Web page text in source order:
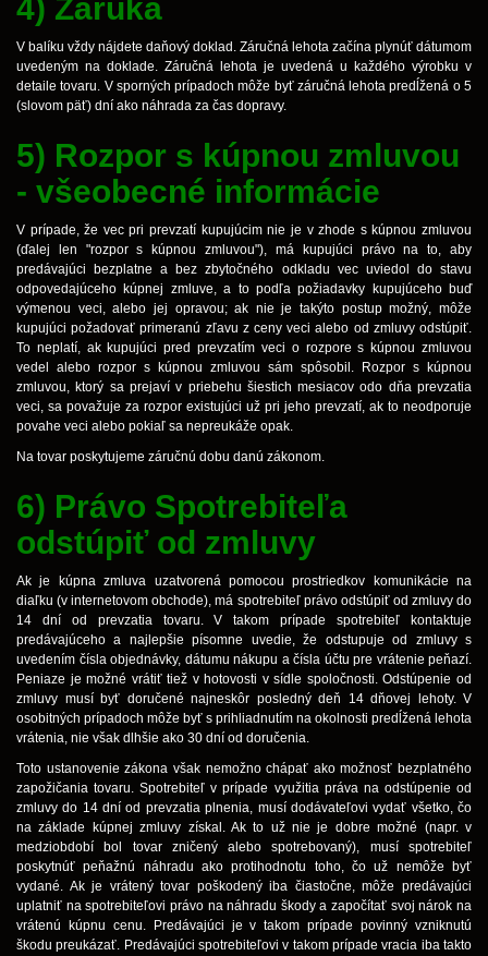
4) Záruka
V balíku vždy nájdete daňový doklad. Záručná lehota začína plynúť dátumom
uvedeným na doklade. Záručná lehota je uvedená u každého výrobku v
detaile tovaru. V sporných prípadoch môže byť záručná lehota predĺžená o 5
(slovom päť) dní ako náhrada za čas dopravy.
5) Rozpor s kúpnou zmluvou
- všeobecné informácie
V prípade, že vec pri prevzatí kupujúcim nie je v zhode s kúpnou zmluvou
(ďalej len "rozpor s kúpnou zmluvou"), má kupujúci právo na to, aby
predávajúci bezplatne a bez zbytočného odkladu vec uviedol do stavu
odpovedajúceho kúpnej zmluve, a to podľa požiadavky kupujúceho buď
výmenou veci, alebo jej opravou; ak nie je takýto postup možný, môže
kupujúci požadovať primeranú zľavu z ceny veci alebo od zmluvy odstúpiť.
To neplatí, ak kupujúci pred prevzatím veci o rozpore s kúpnou zmluvou
vedel alebo rozpor s kúpnou zmluvou sám spôsobil. Rozpor s kúpnou
zmluvou, ktorý sa prejaví v priebehu šiestich mesiacov odo dňa prevzatia
veci, sa považuje za rozpor existujúci už pri jeho prevzatí, ak to neodporuje
povahe veci alebo pokiaľ sa nepreukáže opak.
Na tovar poskytujeme záručnú dobu danú zákonom.
6) Právo Spotrebiteľa
odstúpiť od zmluvy
Ak je kúpna zmluva uzatvorená pomocou prostriedkov komunikácie na
diaľku (v internetovom obchode), má spotrebiteľ právo odstúpiť od zmluvy do
14 dní od prevzatia tovaru. V takom prípade spotrebiteľ kontaktuje
predávajúceho a najlepšie písomne uvedie, že odstupuje od zmluvy s
uvedením čísla objednávky, dátumu nákupu a čísla účtu pre vrátenie peňazí.
Peniaze je možné vrátiť tiež v hotovosti v sídle spoločnosti. Odstúpenie od
zmluvy musí byť doručené najneskôr posledný deň 14 dňovej lehoty. V
osobitných prípadoch môže byť s prihliadnutím na okolnosti predĺžená lehota
vrátenia, nie však dlhšie ako 30 dní od doručenia.
Toto ustanovenie zákona však nemožno chápať ako možnosť bezplatného
zapožičania tovaru. Spotrebiteľ v prípade využitia práva na odstúpenie od
zmluvy do 14 dní od prevzatia plnenia, musí dodávateľovi vydať všetko, čo
na základe kúpnej zmluvy získal. Ak to už nie je dobre možné (napr. v
medziobdobí bol tovar zničený alebo spotrebovaný), musí spotrebiteľ
poskytnúť peňažnú náhradu ako protihodnotu toho, čo už nemôže byť
vydané. Ak je vrátený tovar poškodený iba čiastočne, môže predávajúci
uplatniť na spotrebiteľovi právo na náhradu škody a započítať svoj nárok na
vrátenú kúpnu cenu. Predávajúci je v takom prípade povinný vzniknutú
škodu preukázať. Predávajúci spotrebiteľovi v takom prípade vracia iba takto